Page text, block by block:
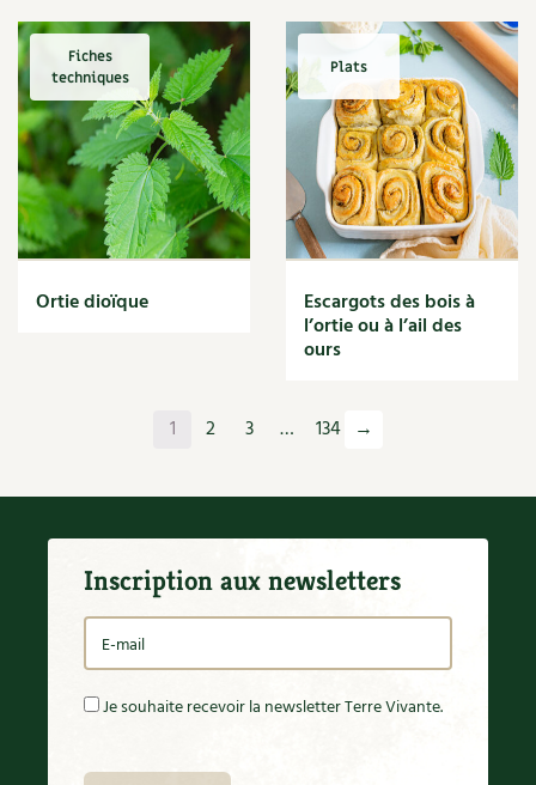
Nourriture
Nuisibles
Numérique
Nutriments
Observation
Œuf
Oignon
Oiseaux
Olivier
Optimiser l'espace
Paille
Panais
Parasite
Partenariat
Participatif
Patate douce
Fiches
techniques
Ortie dioïque
Plats
Escargots des bois à
l’ortie ou à l’ail des
ours
1 2 3 … 134 →
Inscription aux newsletters
Je souhaite recevoir la newsletter Terre Vivante.